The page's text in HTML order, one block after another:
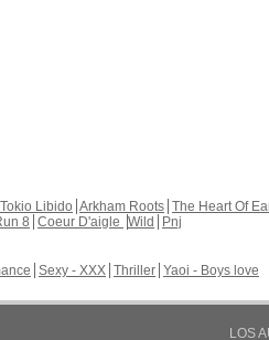
Tokio Libido Arkham Roots The Heart Of
8 Coeur D'aigle Wild
Pnj
Sexy - XXX Thriller Yaoi - Boys love
LOS